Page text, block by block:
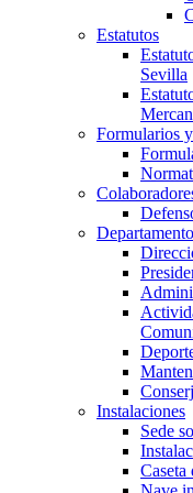
Estatutos
Sevilla
Formularios
Instalaciones
Sede
Caseta